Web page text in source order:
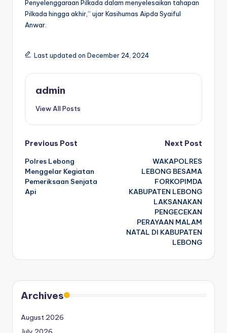
Penyelenggaraan Pilkada dalam menyelesaikan tahapan
Pilkada hingga akhir,” ujar Kasihumas Aipda Syaiful
Anwar.
Last updated on December 24, 2024
admin
View All Posts
Post
navigation
Previous Post
Polres Lebong
Menggelar Kegiatan
Pemeriksaan Senjata
Api
Next Post
WAKAPOLRES
LEBONG BESAMA
FORKOPIMDA
KABUPATEN LEBONG
LAKSANAKAN
PENGECEKAN
PERAYAAN MALAM
NATAL DI KABUPATEN
LEBONG
Archives
August 2026